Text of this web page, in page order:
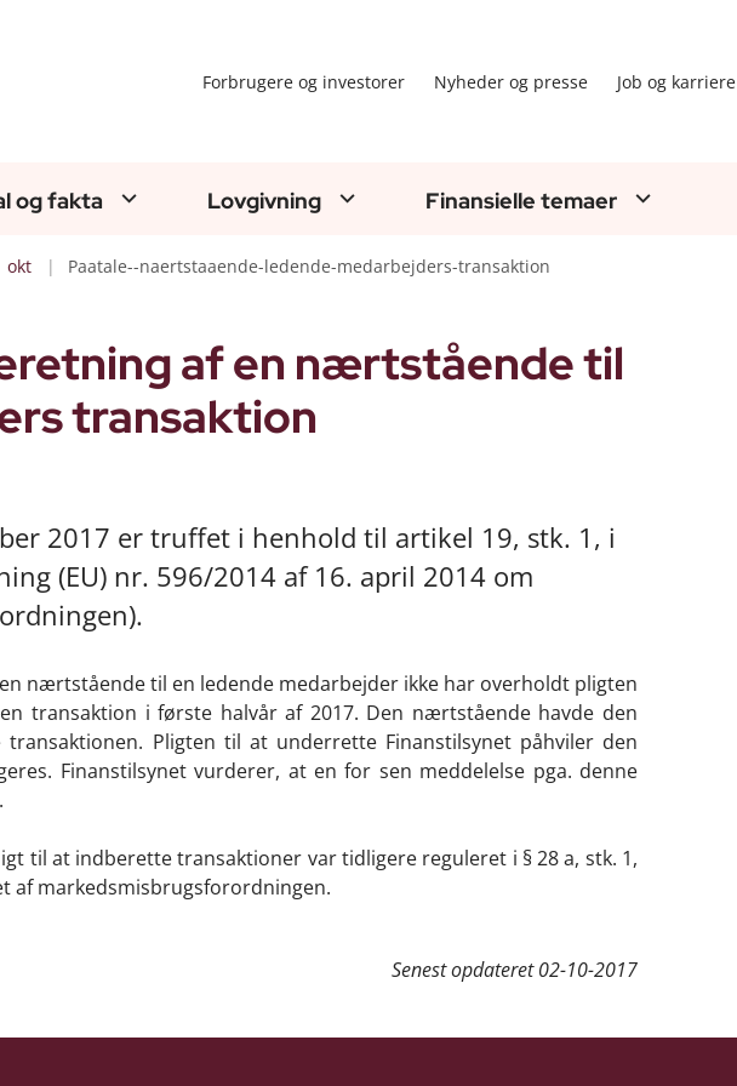
Forbrugere og investorer Nyheder og presse Job og karriere
og fakta Lovgivning Finansielle temaer
okt Paatale--naertstaaende-ledende-medarbejders-transaktion
af en nærtstående til
transaktion
2017 er truffet i henhold til artikel 19, stk. 1, i
(EU) nr. 596/2014 af 16. april 2014 om
nærtstående til en ledende medarbejder ikke har overholdt pligten
transaktion i første halvår af 2017. Den nærtstående havde den
Pligten til at underrette Finanstilsynet påhviler den
Finanstilsynet vurderer, at en for sen meddelelse pga. denne
til at indberette transaktioner var tidligere reguleret i § 28 a, stk. 1,
af markedsmisbrugsforordningen.
Senest opdateret02-10-2017